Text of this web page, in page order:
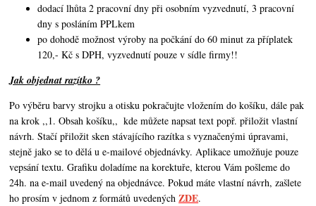
dodací lhůta 2 pracovní dny při osobním vyzvednutí, 3 pracovní
dny s posláním PPLkem
po dohodě možnost výroby na počkání do 60 minut za příplatek
120,- Kč s DPH, vyzvednutí pouze v sídle firmy!!
Jak objednat razítko ?
Po výběru barvy strojku a otisku pokračujte vložením do košíku, dále pak
na krok ,,1. Obsah košíku,, kde můžete napsat text popř. přiložit vlastní
návrh. Stačí přiložit sken stávajícího razítka s vyznačenými úpravami,
stejně jako se to dělá u e-mailové objednávky. Aplikace umožňuje pouze
vepsání textu. Grafiku doladíme na korektuře, kterou Vám pošleme do
24h. na e-mail uvedený na objednávce. Pokud máte vlastní návrh,zašlete
ho prosím v jednom z formátů uvedenýchZDE.